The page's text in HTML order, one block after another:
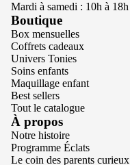
Mardi à samedi : 10h à 18h
Boutique
Box mensuelles
Coffrets cadeaux
Univers Tonies
Soins enfants
Maquillage enfant
Best sellers
Tout le catalogue
À propos
Notre histoire
Programme Éclats
Le coin des parents curieux